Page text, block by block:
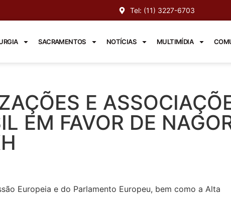
Tel: (11) 3227-6703
SACRAMENTOS NOTÍCIAS MULTIMÍDIA
E
EM FAVOR DE
Europeia e do Parlamento Europeu, bem como a Alta